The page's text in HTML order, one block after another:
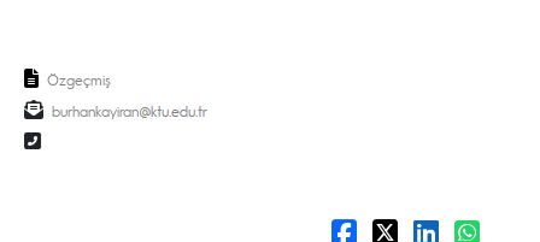
Özgeçmiş
burhankayiran